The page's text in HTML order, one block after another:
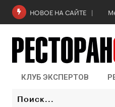
НОВОЕ НА САЙТЕ
КЛУБ ЭКСПЕРТОВ